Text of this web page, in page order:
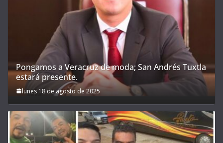
Pongamos a Veracruz de moda; San Andrés Tuxtla
estará presente.
lunes 18 de agosto de 2025